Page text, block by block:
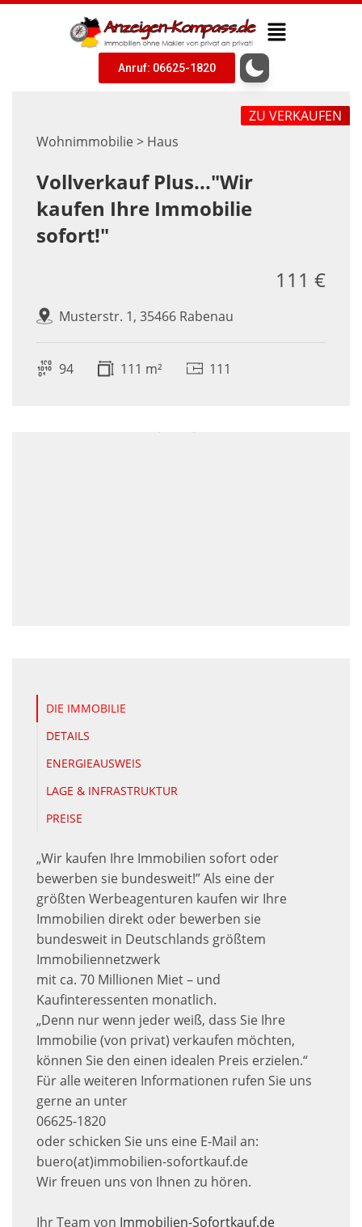
Anruf: 06625-1820
Wohnimmobilie > Haus
ZU VERKAUFEN
Vollverkauf Plus..."Wir
kaufen Ihre Immobilie
sofort!"
Musterstr. 1, 35466 Rabenau
111 €
94 111 m² 111
DIE IMMOBILIE
DETAILS
ENERGIEAUSWEIS
LAGE & INFRASTRUKTUR
PREISE
„Wir kaufen Ihre Immobilien sofort oder
bewerben sie bundesweit!” Als eine der
größten Werbeagenturen kaufen wir Ihre
Immobilien direkt oder bewerben sie
bundesweit in Deutschlands größtem
Immobiliennetzwerk
mit ca. 70 Millionen Miet – und
Kaufinteressenten monatlich.
„Denn nur wenn jeder weiß, dass Sie Ihre
Immobilie (von privat) verkaufen möchten,
können Sie den einen idealen Preis erzielen.“
Für alle weiteren Informationen rufen Sie uns
gerne an unter
06625-1820
oder schicken Sie uns eine E-Mail an:
buero(at)immobilien-sofortkauf.de
Wir freuen uns von Ihnen zu hören.
Ihr Team von Immobilien-Sofortkauf.de